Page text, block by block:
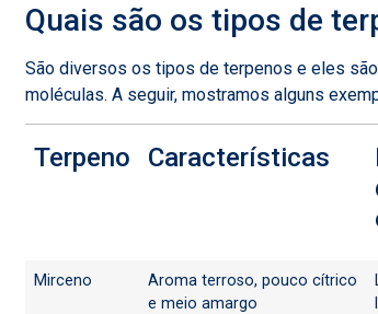
Quais são os tipos de
São diversos os tipos de terpenos e eles
moléculas. A seguir, mostramos alguns
Terpeno Características
Mirceno
Aroma terroso, pouco cítrico
e meio amargo